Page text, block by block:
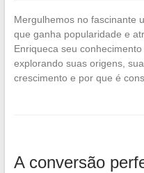
Mergulhemos no fascinante
que ganha popularidade e
Enriqueca seu
explorando suas origens,
crescimento e por que é
A conversão